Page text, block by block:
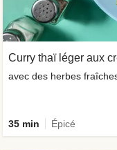
Curry thaï léger aux
avec des herbes
35 min Épicé